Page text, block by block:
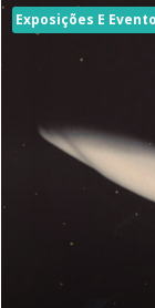
Exposições E